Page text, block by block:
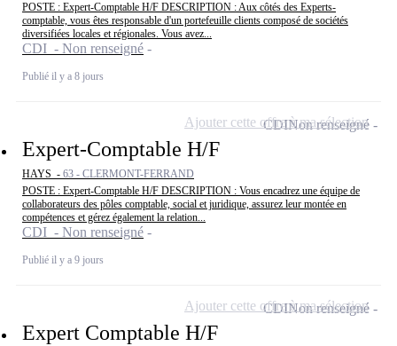
POSTE : Expert-Comptable H/F DESCRIPTION : Aux côtés des Experts-
comptable, vous êtes responsable d'un portefeuille clients composé de sociétés
diversifiées locales et régionales. Vous avez...
CDI - Non renseigné
Publié il y a 8 jours
Expert-Comptable H/F
HAYS - 63 - CLERMONT-FERRAND
POSTE : Expert-Comptable H/F DESCRIPTION : Vous encadrez une équipe de
collaborateurs des pôles comptable, social et juridique, assurez leur montée en
compétences et gérez également la relation...
CDI - Non renseigné
Publié il y a 9 jours
CDINon renseigné
Ajouter cette offre à ma sélection
Expert Comptable H/F
CDINon renseigné
Ajouter cette offre à ma sélection